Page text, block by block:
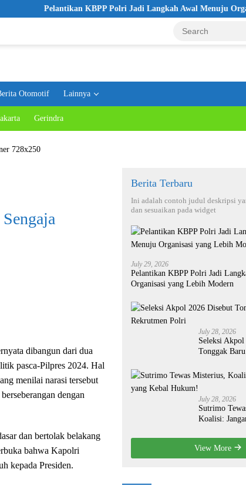
Pelantikan KBPP Polri Jadi Langkah Awal Menuju Organisasi
Otomotif Lainnya
Gerindra
dibangun dari dua
pasca-Pilpres 2024. Hal
menilai narasi tersebut
dengan
dan bertolak belakang
bahwa Kapolri
kepada Presiden.
Berita Terbaru
Ini adalah contoh judul deskripsi
dan sesuaikan pada widget
July 29, 2026
Pelantikan KBPP Polri Jadi
Organisasi yang Lebih Modern
July 28, 2026
Seleksi
Tonggak
July 28, 2026
Sutrimo
Koalisi:
View More